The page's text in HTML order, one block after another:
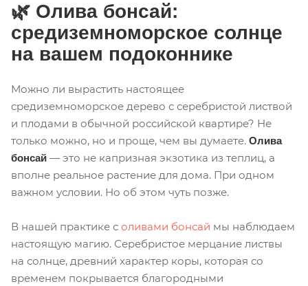
🌿 Олива бонсай:
средиземноморское солнце
на вашем подоконнике
Можно ли вырастить настоящее
средиземноморское дерево с серебристой листвой
и плодами в обычной российской квартире? Не
только можно, но и проще, чем вы думаете. Олива
бонсай — это не капризная экзотика из теплиц, а
вполне реальное растение для дома. При одном
важном условии. Но об этом чуть позже.
В нашей практике с оливами бонсай мы наблюдаем
настоящую магию. Серебристое мерцание листвы
на солнце, древний характер коры, которая со
временем покрывается благородными